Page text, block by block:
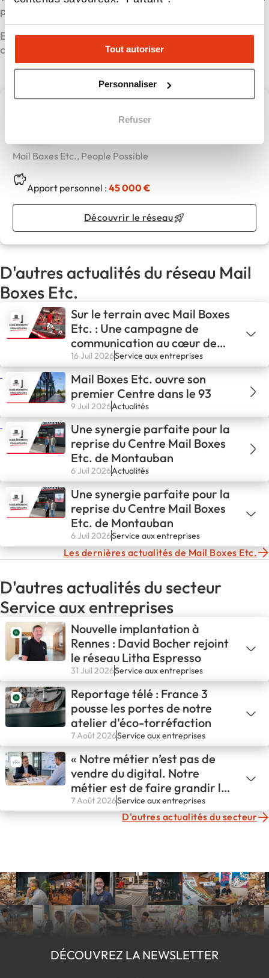
Tout autoriser
Personnaliser
Refuser
pour transformer votre ambition en succès concret.
Et si 2026 était votre année ? Faites comme Reda :
contactez-nous et passez de la stratégie à l’action.
Mail Boxes Etc.
Mail Boxes Etc., People Possible
Apport personnel :45 000 €
Découvrir le réseau
D'autres actualités du réseau Mail
Boxes Etc.
Sur le terrain avec Mail Boxes
Etc. : Une campagne de
communication au cœur de
l'action sportive
16 Juil 2026Service aux entreprises
Mail Boxes Etc. ouvre son
premier Centre dans le 93
9 Juil 2026Actualités
Une synergie parfaite pour la
reprise du Centre Mail Boxes
Etc. de Montauban
6 Juil 2026Actualités
Une synergie parfaite pour la
reprise du Centre Mail Boxes
Etc. de Montauban
6 Juil 2026Service aux entreprises
Les dernières actualités de Mail Boxes Etc.
D'autres actualités du secteur
Service aux entreprises
Nouvelle implantation à
Rennes : David Bocher rejoint
le réseau Litha Espresso
31 Juil 2026Service aux entreprises
Reportage télé : France 3
pousse les portes de notre
atelier d'éco-torréfaction
7 Août 2026Service aux entreprises
« Notre métier n’est pas de
vendre du digital. Notre
métier est de faire grandir les
entreprises. »
7 Août 2026Service aux entreprises
D'autres actualités du secteur
DÉCOUVREZ LA NEWSLETTER